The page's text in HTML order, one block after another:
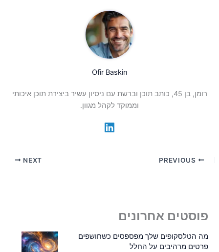
Ofir Baskin
רומן, בן 45, כותב תוכן וברשת עם ניסיון עשיר ביצירת תוכן איכותי
וממוקד לקהל מגוון.
NEXT
פוסטים אחרונים
מה הטלסקופים שלך מפספסים כשחושפים
פרטים מרהיבים על החלל